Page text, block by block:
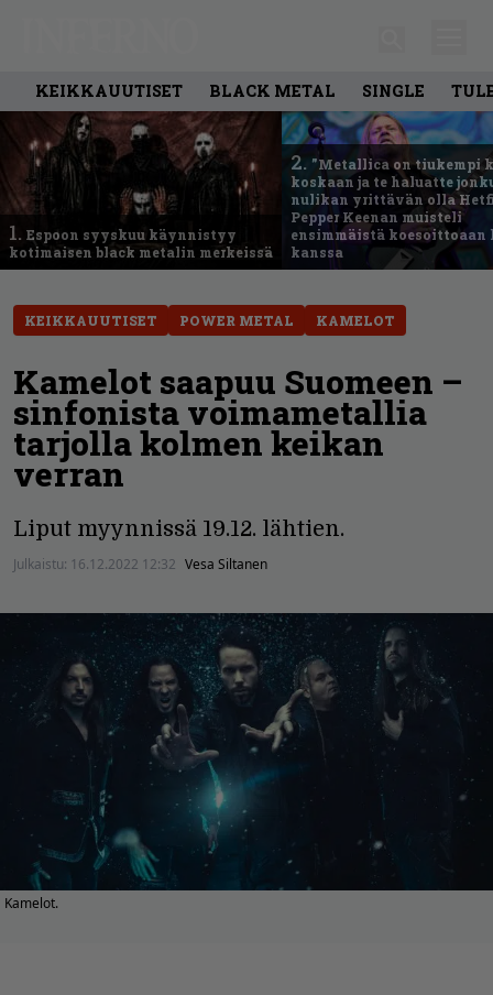
KEIKKAUUTISET BLACK METAL SINGLE
1. Espoon syyskuu käynnistyy
kotimaisen black metalin merkeissä
2. ”Metallica on tiukempi
koskaan ja te haluatte
nulikan yrittävän olla
Pepper Keenan muisteli
ensimmäistä
kanssa
KEIKKAUUTISET POWER METAL KAMELOT
Kamelot saapuu Suomeen –
sinfonista voimametallia
tarjolla kolmen keikan
verran
Liput myynnissä 19.12. lähtien.
Julkaistu: 16.12.2022 12:32 Vesa Siltanen
Kamelot.